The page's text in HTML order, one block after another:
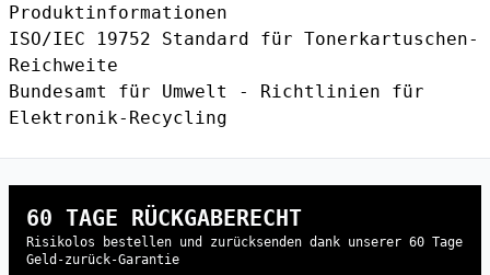
Produktinformationen
ISO/IEC 19752 Standard für Tonerkartuschen-
Reichweite
Bundesamt für Umwelt - Richtlinien für
Elektronik-Recycling
60 TAGE RÜCKGABERECHT
Risikolos bestellen und zurücksenden dank unserer 60 Tage
Geld-zurück-Garantie